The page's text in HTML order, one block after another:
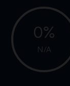
0%
N/A